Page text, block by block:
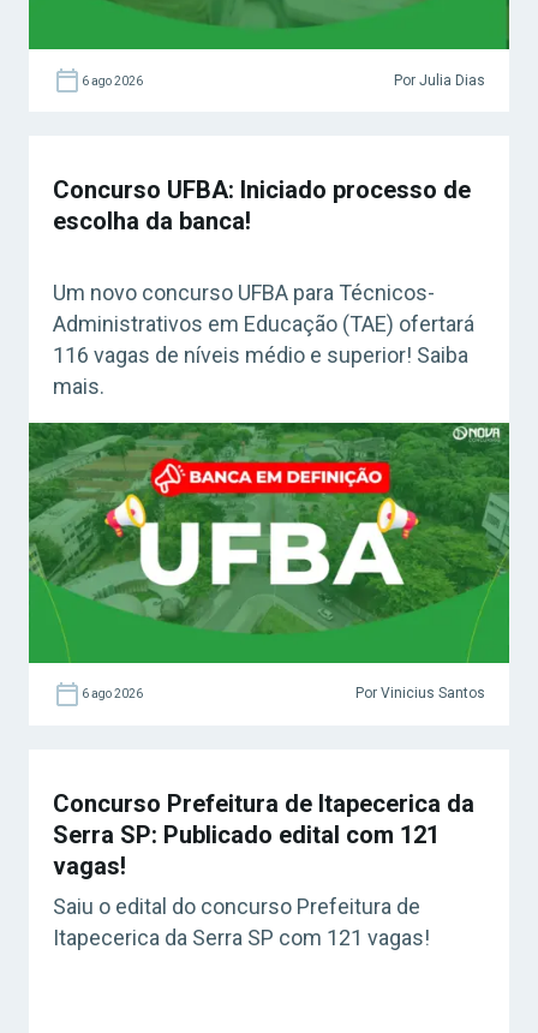
6 ago 2026 Por Julia Dias
Concurso UFBA: Iniciado processo de
escolha da banca!
Um novo concurso UFBA para Técnicos-
Administrativos em Educação (TAE) ofertará
116 vagas de níveis médio e superior! Saiba
mais.
6 ago 2026 Por Vinicius Santos
Concurso Prefeitura de Itapecerica da
Serra SP: Publicado edital com 121
vagas!
Saiu o edital do concurso Prefeitura de
Itapecerica da Serra SP com 121 vagas!